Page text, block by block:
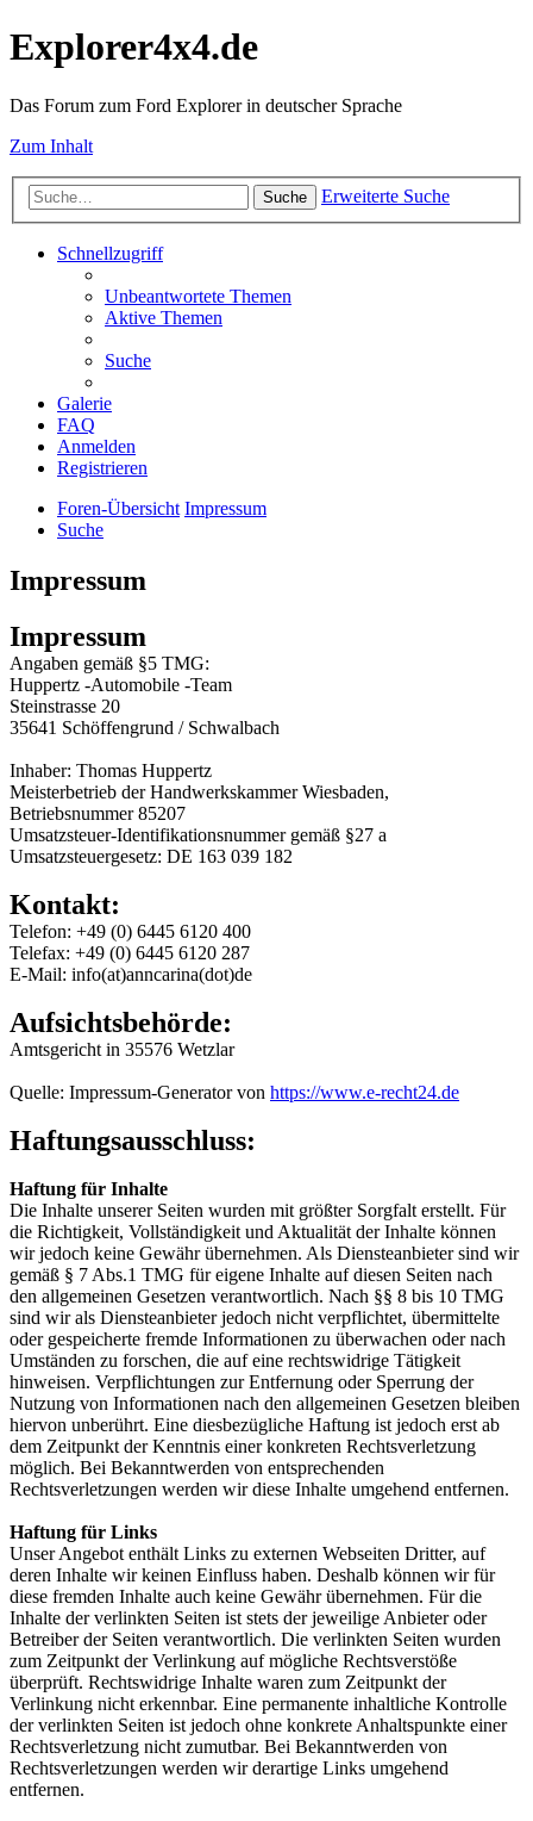
Explorer4x4.de
Das Forum zum Ford Explorer in deutscher Sprache
Zum Inhalt
Suche Erweiterte Suche
Schnellzugriff
Unbeantwortete Themen
Aktive Themen
Suche
Galerie
FAQ
Anmelden
Registrieren
Foren-Übersicht Impressum
Suche
Impressum
Impressum
Angaben gemäß §5 TMG:
Huppertz -Automobile -Team
Steinstrasse 20
35641 Schöffengrund / Schwalbach
Inhaber: Thomas Huppertz
Meisterbetrieb der Handwerkskammer Wiesbaden,
Betriebsnummer 85207
Umsatzsteuer-Identifikationsnummer gemäß §27 a
Umsatzsteuergesetz: DE 163 039 182
Kontakt:
Telefon: +49 (0) 6445 6120 400
Telefax: +49 (0) 6445 6120 287
E-Mail: info(at)anncarina(dot)de
Aufsichtsbehörde:
Amtsgericht in 35576 Wetzlar
Quelle: Impressum-Generator von https://www.e-recht24.de
Haftungsausschluss:
Haftung für Inhalte
Die Inhalte unserer Seiten wurden mit größter Sorgfalt erstellt. Für
die Richtigkeit, Vollständigkeit und Aktualität der Inhalte können
wir jedoch keine Gewähr übernehmen. Als Diensteanbieter sind wir
gemäß § 7 Abs.1 TMG für eigene Inhalte auf diesen Seiten nach
den allgemeinen Gesetzen verantwortlich. Nach §§ 8 bis 10 TMG
sind wir als Diensteanbieter jedoch nicht verpflichtet, übermittelte
oder gespeicherte fremde Informationen zu überwachen oder nach
Umständen zu forschen, die auf eine rechtswidrige Tätigkeit
hinweisen. Verpflichtungen zur Entfernung oder Sperrung der
Nutzung von Informationen nach den allgemeinen Gesetzen bleiben
hiervon unberührt. Eine diesbezügliche Haftung ist jedoch erst ab
dem Zeitpunkt der Kenntnis einer konkreten Rechtsverletzung
möglich. Bei Bekanntwerden von entsprechenden
Rechtsverletzungen werden wir diese Inhalte umgehend entfernen.
Haftung für Links
Unser Angebot enthält Links zu externen Webseiten Dritter, auf
deren Inhalte wir keinen Einfluss haben. Deshalb können wir für
diese fremden Inhalte auch keine Gewähr übernehmen. Für die
Inhalte der verlinkten Seiten ist stets der jeweilige Anbieter oder
Betreiber der Seiten verantwortlich. Die verlinkten Seiten wurden
zum Zeitpunkt der Verlinkung auf mögliche Rechtsverstöße
überprüft. Rechtswidrige Inhalte waren zum Zeitpunkt der
Verlinkung nicht erkennbar. Eine permanente inhaltliche Kontrolle
der verlinkten Seiten ist jedoch ohne konkrete Anhaltspunkte einer
Rechtsverletzung nicht zumutbar. Bei Bekanntwerden von
Rechtsverletzungen werden wir derartige Links umgehend
entfernen.